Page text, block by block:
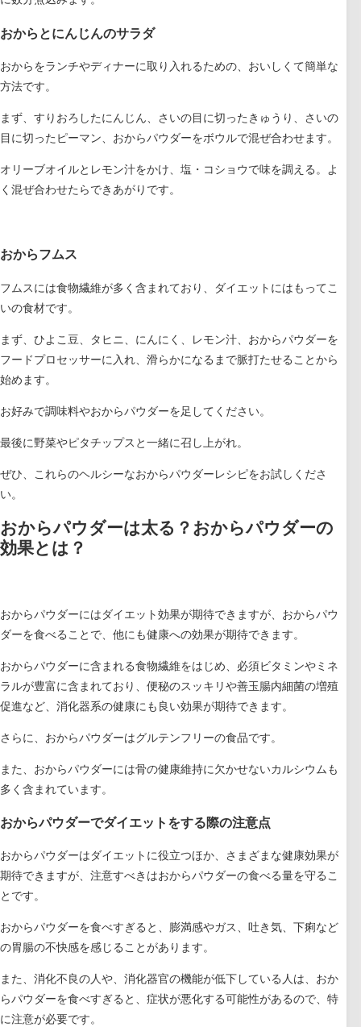
おからとにんじんのサラダ
おからをランチやディナーに取り入れるための、おいしくて簡単な
方法です。
まず、すりおろしたにんじん、さいの目に切ったきゅうり、さいの
目に切ったピーマン、おからパウダーをボウルで混ぜ合わせます。
オリーブオイルとレモン汁をかけ、塩・コショウで味を調える。よ
く混ぜ合わせたらできあがりです。
おからフムス
フムスには食物繊維が多く含まれており、ダイエットにはもってこ
いの食材です。
まず、ひよこ豆、タヒニ、にんにく、レモン汁、おからパウダーを
フードプロセッサーに入れ、滑らかになるまで脈打たせることから
始めます。
お好みで調味料やおからパウダーを足してください。
最後に野菜やピタチップスと一緒に召し上がれ。
ぜひ、これらのヘルシーなおからパウダーレシピをお試しくださ
い。
おからパウダーは太る？おからパウダーの
効果とは？
おからパウダーにはダイエット効果が期待できますが、おからパウ
ダーを食べることで、他にも健康への効果が期待できます。
おからパウダーに含まれる食物繊維をはじめ、必須ビタミンやミネ
ラルが豊富に含まれており、便秘のスッキリや善玉腸内細菌の増殖
促進など、消化器系の健康にも良い効果が期待できます。
さらに、おからパウダーはグルテンフリーの食品です。
また、おからパウダーには骨の健康維持に欠かせないカルシウムも
多く含まれています。
おからパウダーでダイエットをする際の注意点
おからパウダーはダイエットに役立つほか、さまざまな健康効果が
期待できますが、注意すべきはおからパウダーの食べる量を守るこ
とです。
おからパウダーを食べすぎると、膨満感やガス、吐き気、下痢など
の胃腸の不快感を感じることがあります。
また、消化不良の人や、消化器官の機能が低下している人は、おか
らパウダーを食べすぎると、症状が悪化する可能性があるので、特
に注意が必要です。